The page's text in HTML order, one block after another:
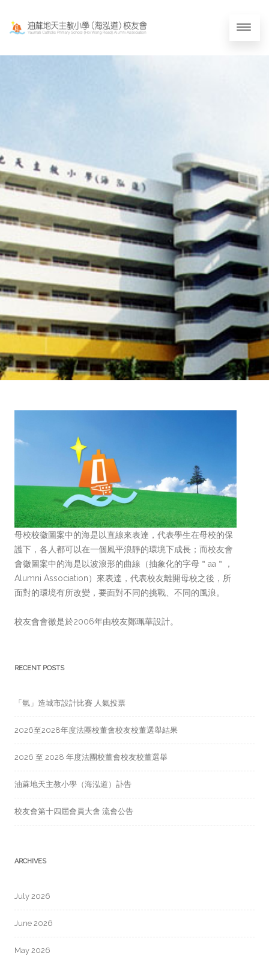
母校校徽圖案中的海是以直線來表達，代表學生在母校的保
護下，各人都可以在一個風平浪靜的環境下成長；而校友會
會徽圖案中的海是以波浪形的曲線（抽象化的字母＂aa＂，
Alumni Association）來表達，代表校友離開母校之後，所
面對的環境有所改變，要面對不同的挑戰、不同的風浪。
校友會會徽是於2006年由校友鄭珮華設計。
RECENT POSTS
「氫」造城市設計比賽 人氣投票
2026至2028年度法團校董會校友校董選舉結果
2026 至 2028 年度法團校董會校友校董選舉
油蔴地天主教小學（海泓道）訃告
校友會第十四屆會員大會 流會公告
ARCHIVES
July 2026
June 2026
May 2026